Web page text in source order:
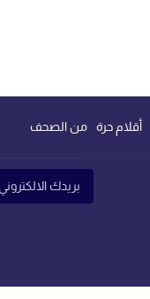
أقلام حرة من الصحف